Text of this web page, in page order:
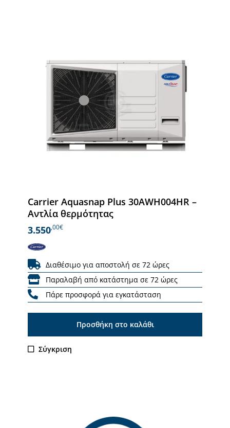
Carrier Aquasnap Plus 30AWH004HR –
Αντλία θερμότητας
3.550,00€
Διαθέσιμο για αποστολή σε 72 ώρες
Παραλαβή από κατάστημα σε 72 ώρες
Πάρε προσφορά για εγκατάσταση
Προσθήκη στο καλάθι
Σύγκριση